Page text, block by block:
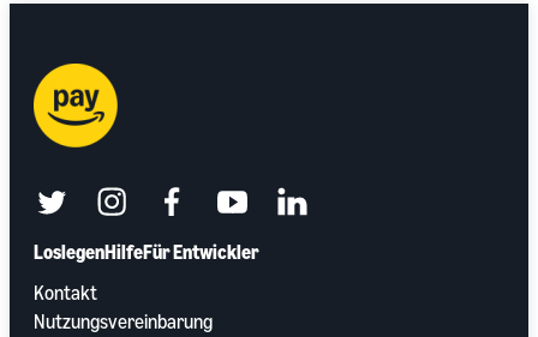
LoslegenHilfeFür Entwickler
Kontakt
Nutzungsvereinbarung
twitterinstagramfacebookyoutubelinkedin